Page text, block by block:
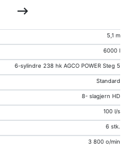
keyboard_backspace
5,1 m
6000 l
6-sylindre 238 hk AGCO POWER Steg 5
Standard
8- slagjern HD
100 l/s
6 stk.
3 800 o/min